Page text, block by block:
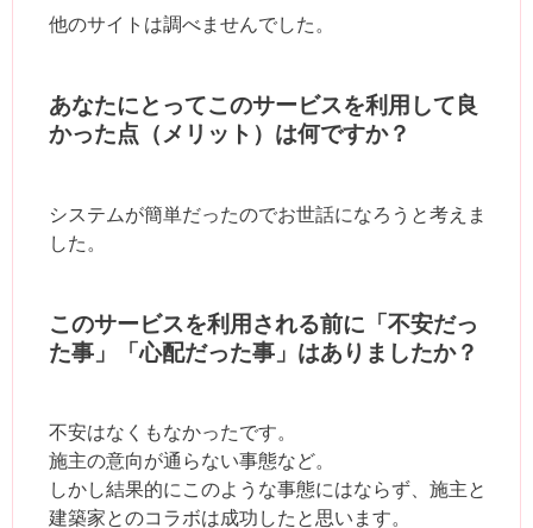
他のサイトは調べませんでした。
あなたにとってこのサービスを利用して良
かった点（メリット）は何ですか？
システムが簡単だったのでお世話になろうと考えま
した。
このサービスを利用される前に「不安だっ
た事」「心配だった事」はありましたか？
不安はなくもなかったです。
施主の意向が通らない事態など。
しかし結果的にこのような事態にはならず、施主と
建築家とのコラボは成功したと思います。